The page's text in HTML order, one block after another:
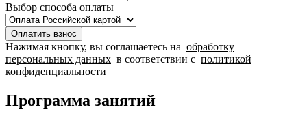
Выбор способа оплаты
Оплатить взнос
Нажимая кнопку, вы соглашаетесь на обработку
персональных данных в соответствии с политикой
конфиденциальности
Программа занятий